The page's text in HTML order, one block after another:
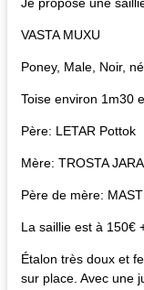
VASTA MUXU
Poney, Male, Noir,
Toise environ 1m30
Père: LETAR Pottok
Mère: TROSTA
Père de mère:
La saillie est à 150€
Étalon très doux et
sur place. Avec une